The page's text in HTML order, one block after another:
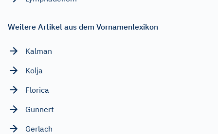
Weitere Artikel aus dem Vornamenlexikon
Kalman
Kolja
Florica
Gunnert
Gerlach